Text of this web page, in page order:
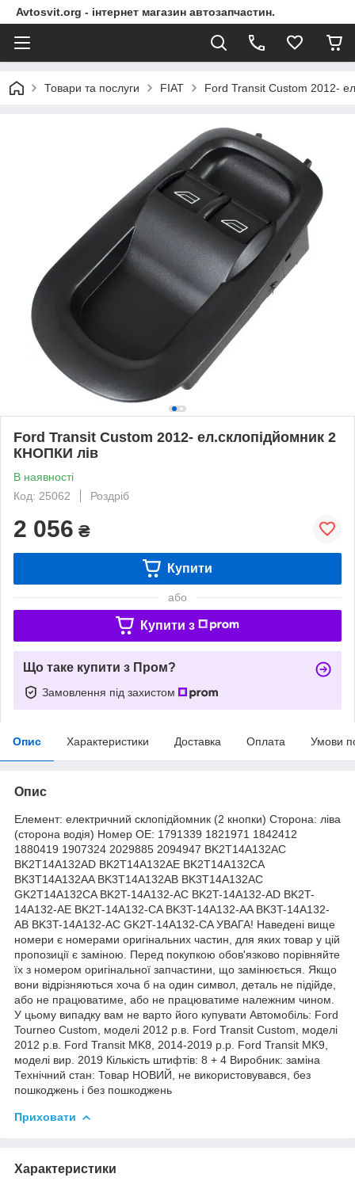
Avtosvit.org - інтернет магазин автозапчастин.
Товари та послуги FIAT Ford Transit Custom 2012-
Ford Transit Custom 2012- ел.склопідйомник 2
КНОПКИ лів
В наявності
Код: 25062
Роздріб
2 056 ₴
Купити
або
Купити з
Що таке купити з Пром?
Замовлення під захистом
Опис Характеристики Доставка Оплата Умови
Опис
Елемент: електричний склопідйомник (2 кнопки) Сторона: ліва
(сторона водія) Номер OE: 1791339 1821971 1842412
1880419 1907324 2029885 2094947 BK2T14A132AC
BK2T14A132AD BK2T14A132AE BK2T14A132CA
BK3T14A132AA BK3T14A132AB BK3T14A132AC
GK2T14A132CA BK2T-14A132-AC BK2T-14A132-AD BK2T-
14A132-AE BK2T-14A132-CA BK3T-14A132-AA BK3T-14A132-
AB BK3T-14A132-AC GK2T-14A132-CA УВАГА! Наведені вище
номери є номерами оригінальних частин, для яких товар у цій
пропозиції є заміною. Перед покупкою обов'язково порівняйте
їх з номером оригінальної запчастини, що замінюється. Якщо
вони відрізняються хоча б на один символ, деталь не підійде,
або не працюватиме, або не працюватиме належним чином.
У цьому випадку вам не варто його купувати Автомобіль: Ford
Tourneo Custom, моделі 2012 р.в. Ford Transit Custom, моделі
2012 р.в. Ford Transit MK8, 2014-2019 р.р. Ford Transit MK9,
моделі вир. 2019 Кількість штифтів: 8 + 4 Виробник: заміна
Технічний стан: Товар НОВИЙ, не використовувався, без
пошкоджень і без пошкоджень
Приховати
Характеристики